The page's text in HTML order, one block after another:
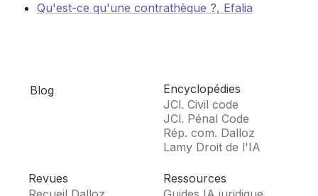
Qu'est-ce qu'une contrathèque ?, Efalia
Blog
Encyclopédies
JCl. Civil code
JCl. Pénal Code
Rép. com. Dalloz
Lamy Droit de l'IA
Revues
Ressources